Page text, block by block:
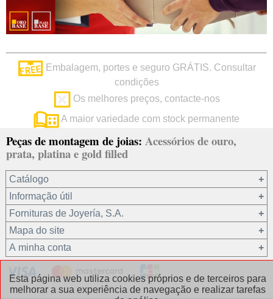
Embalagem, portes e seguro GRÁTIS. Consultar
condições
Os melhores preços, contacte-nos
A maior variedade com stock permanente
Peças de montagem de joias: Acessórios de ouro,
prata, platina e gold filled
Catálogo
Ouro 18 kt
Ouro 9 kt
Platina 22.8 kt
Prata 925
Outros materiais
Informação útil
Fornituras de Joyería, S.A.
Quem somos?
condições de venda
Política de cookies
Mapa do site
A minha conta
Recuperar password
Esta página web utiliza cookies próprios e de terceiros para
melhorar a sua experiência de navegação e realizar tarefas